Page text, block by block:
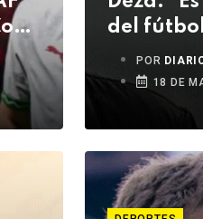
del
polémica
POR
18 DE